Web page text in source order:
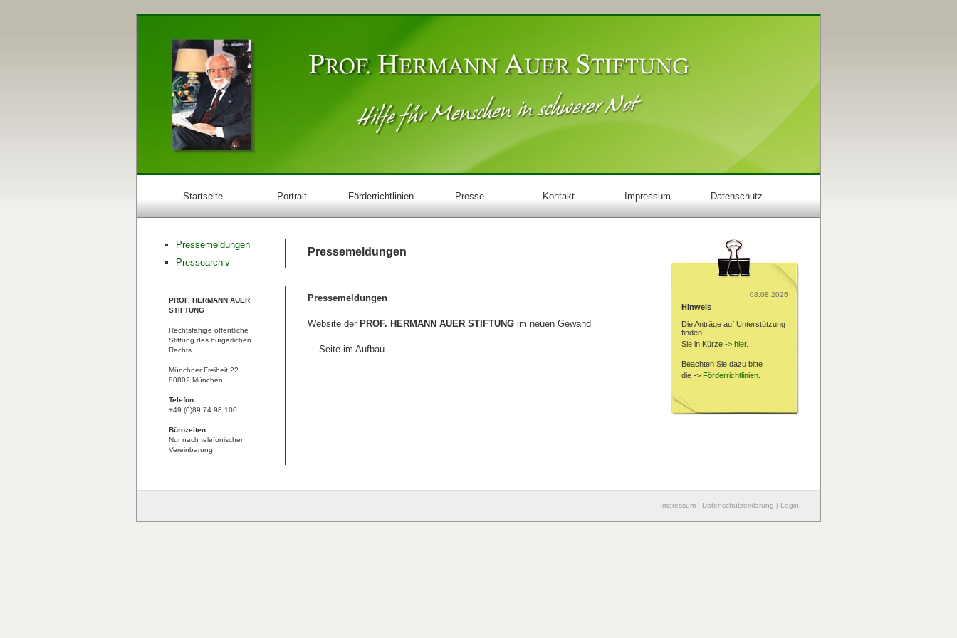
Startseite Portrait Förderrichtlinien Presse Kontakt Impressum Datenschutz
Pressemeldungen
Pressearchiv
PROF. HERMANN AUER
STIFTUNG
Rechtsfähige öffentliche
Stiftung des bürgerlichen
Rechts
Münchner Freiheit 22
80802 München
Telefon
+49 (0)89 74 98 100
Bürozeiten
Nur nach telefonischer
Vereinbarung!
Pressemeldungen
Pressemeldungen
Website der PROF. HERMANN AUER STIFTUNG im neuen Gewand
--- Seite im Aufbau ---
08.08.2026
Hinweis
Die Anträge auf Unterstützung
finden
Sie in Kürze -> hier.
Beachten Sie dazu bitte
die -> Förderrichtlinien
Impressum | Datenschutzerklärung | Login